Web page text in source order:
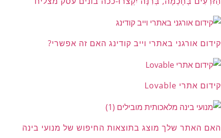
קידום אורגני באתרי וייב קודינג האם זה אפשרי?
קידום אתרי Lovable
האם האתר שלך מוצג בתוצאות החיפוש של מנועי בינה